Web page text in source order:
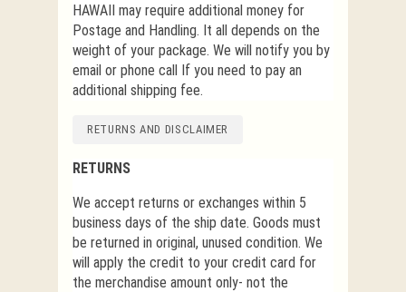
HAWAII may require additional money for
Postage and Handling. It all depends on the
weight of your package. We will notify you by
email or phone call If you need to pay an
additional shipping fee.
RETURNS AND DISCLAIMER
RETURNS
We accept returns or exchanges within 5
business days of the ship date. Goods must
be returned in original, unused condition. We
will apply the credit to your credit card for
the merchandise amount only- not the